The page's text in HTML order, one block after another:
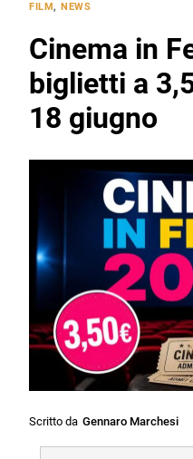
FILM, NEWS
Cinema in
biglietti a
18 giugno
Scritto da Gennaro Marchesi